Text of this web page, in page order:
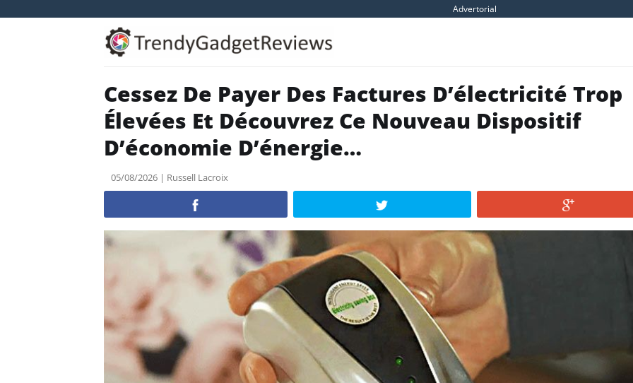
Advertorial
Cessez De Payer Des Factures D’électricité Trop
Élevées Et Découvrez Ce Nouveau Dispositif
D’économie D’énergie…
05/08/2026 | Russell Lacroix